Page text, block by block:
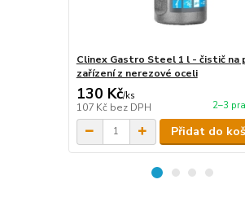
Clinex Gastro Steel 1 l - čistič na
zařízení z nerezové oceli
130 Kč/ks
107 Kč bez DPH 2–3
Přidat do